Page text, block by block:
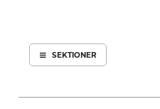
SEKTIONER
ARBEJDEREN
MENER
SOUNDCLOUD
ABONNER
LOG IND
OM
SEKTIONER